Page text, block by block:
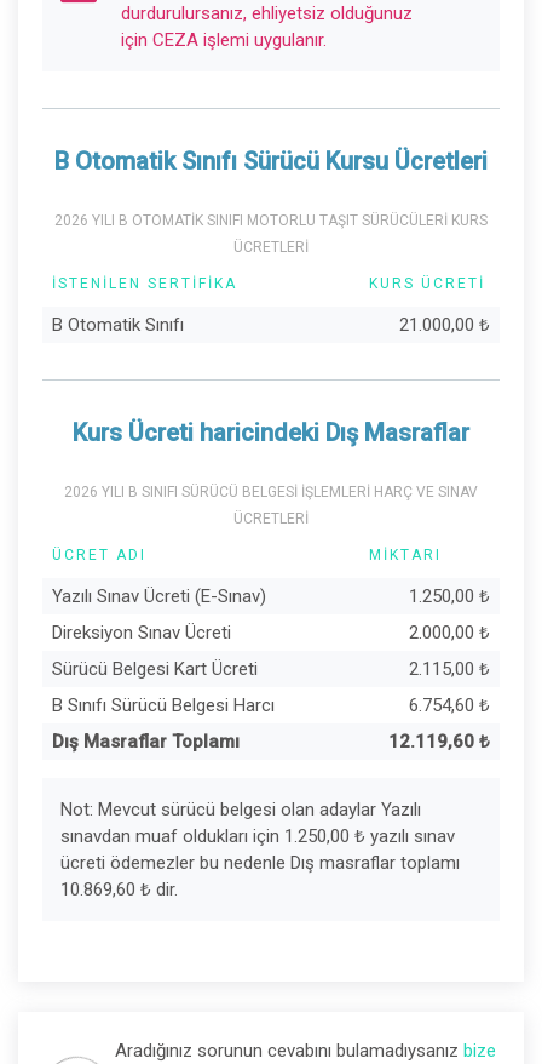
durdurulursanız, ehliyetsiz olduğunuz
için CEZA işlemi uygulanır.
B Otomatik Sınıfı Sürücü Kursu Ücretleri
2026 YILI B OTOMATİK SINIFI MOTORLU TAŞIT SÜRÜCÜLERİ KURS
ÜCRETLERİ
İSTENILEN SERTIFIKA KURS ÜCRETI
B Otomatik Sınıfı 21.000,00 ₺
Kurs Ücreti haricindeki Dış Masraflar
2026 YILI B SINIFI SÜRÜCÜ BELGESİ İŞLEMLERİ HARÇ VE SINAV
ÜCRETLERİ
ÜCRET ADI MIKTARI
Yazılı Sınav Ücreti (E-Sınav) 1.250,00 ₺
Direksiyon Sınav Ücreti 2.000,00 ₺
Sürücü Belgesi Kart Ücreti 2.115,00 ₺
B Sınıfı Sürücü Belgesi Harcı 6.754,60 ₺
Dış Masraflar Toplamı 12.119,60 ₺
Not: Mevcut sürücü belgesi olan adaylar Yazılı
sınavdan muaf oldukları için 1.250,00 ₺ yazılı sınav
ücreti ödemezler bu nedenle Dış masraflar toplamı
10.869,60 ₺ dir.
Aradığınız sorunun cevabını bulamadıysanız bize